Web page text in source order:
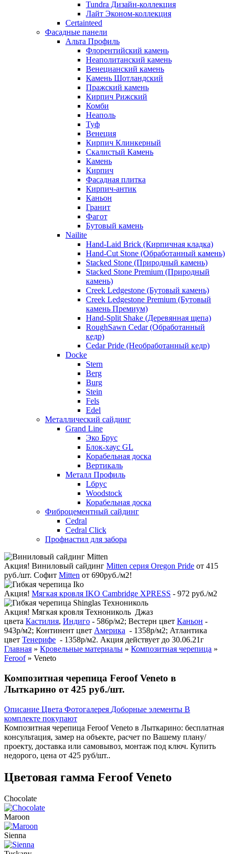
Tundra Дизайн-коллекция
Лайт Эконом-коллекция
Certainteed
Фасадные панели
Альта Профиль
Флорентийский камень
Неаполитанский камень
Венецианский камень
Камень Шотландский
Пражский камень
Кирпич Рижский
Комби
Неаполь
Туф
Венеция
Кирпич Клинкерный
Скалистый Камень
Камень
Кирпич
Фасадная плитка
Кирпич-антик
Каньон
Гранит
Фагот
Бутовый камень
Nailite
Hand-Laid Brick (Кирпичная кладка)
Hand-Cut Stone (Обработанный камень)
Stacked Stone (Природный камень)
Stacked Stone Premium (Природный
камень)
Creek Ledgestone (Бутовый камень)
Creek Ledgestone Premium (Бутовый
камень Премиум)
Hand-Split Shake (Деревянная щепа)
RoughSawn Cedar (Обработанный
кедр)
Cedar Pride (Необработанный кедр)
Docke
Stern
Berg
Burg
Stein
Fels
Edel
Металлический сайдинг
Grand Line
Эко Брус
Блок-хаус GL
Корабельная доска
Вертикаль
Металл Профиль
Lбрус
Woodstock
Корабельная доска
Фиброцементный сайдинг
Cedral
Cedral Click
Профнастил для забора
Акция! Виниловый сайдинг Mitten серия Oregon Pride от 415
руб./шт. Софит Mitten от 690руб./м2!
Акция! Мягкая кровля IKO Cambridge XPRESS - 972 руб./м2
Акция! Мягкая кровля Технониколь Джаз
цвета Кастилия, Индиго - 586р/м2; Вестерн цвет Каньон -
943р/м2; Континент цвет Америка - 1358р/м2; Атлантика
цвет Тенерифе - 1358р/м2. Акция действует до 30.06.21г
Главная » Кровельные материалы » Композитная черепица »
Feroof» Veneto
Композитная черепица Feroof Veneto в
Лыткарино от 425 руб./шт.
Описание Цвета Фотогалерея Доборные элементы В
комплекте покупают
Композитная черепица Feroof Veneto в Лыткарино: бесплатная
консультация, замер на объекте, расчет по Вашему плану/
проекту, доставка или самовывоз, монтаж под ключ. Купить
недорого, цена от 425 руб/шт..
Цветовая гамма Feroof Veneto
Chocolate
Maroon
Sienna